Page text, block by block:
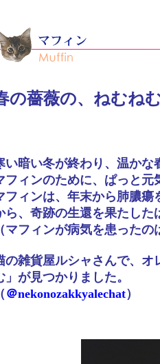
の薔薇の、ねむね
い暗い冬が終わり、温かな
フィンのために、ぱっと
フィンは、年末から肺膿
ら、奇跡の生還を果たした
（マフィンが病気を患った
の雑貨屋ルシャさんで、オ
」が見つかりました。
（ ＠nekonozakkyalechat）